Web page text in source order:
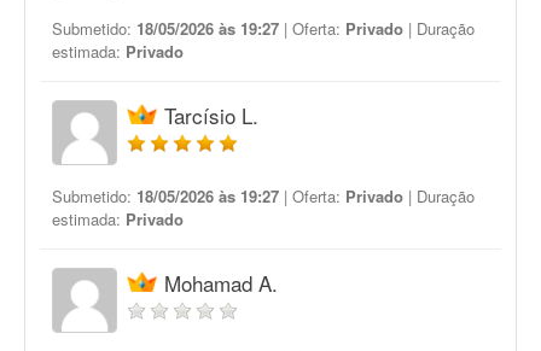
Submetido: 18/05/2026 às 19:27 | Oferta: Privado | Duração
estimada: Privado
Tarcísio L.
Submetido: 18/05/2026 às 19:27 | Oferta: Privado | Duração
estimada: Privado
Mohamad A.